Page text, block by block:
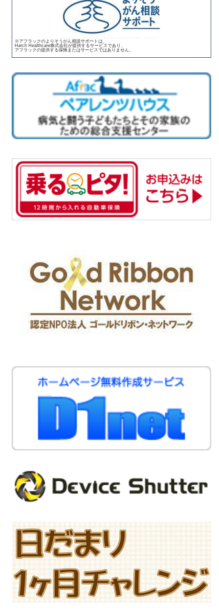
※アフラックのよりそうがん相談サポートは、
Hatch Healthcare株式会社が提供するサービスであり、
アフラックの提供する保険またはサービスではありません。